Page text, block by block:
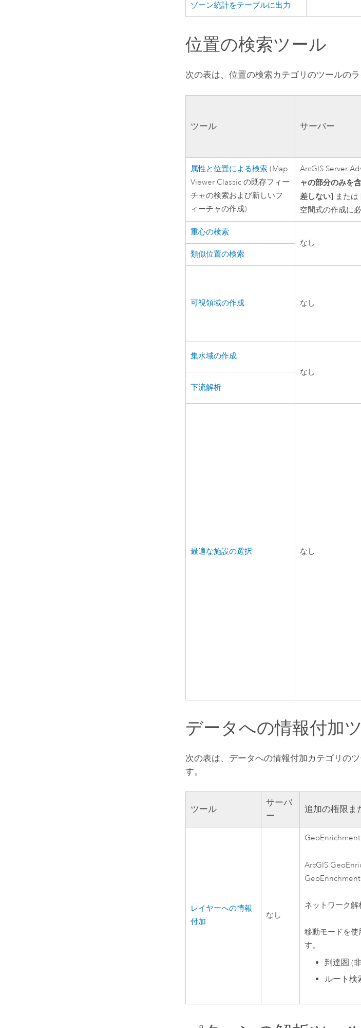
ゾーン統計をテーブルに出力
位置の検索ツール
次の表は、位置の検索カテゴリのツールの
ツール サーバー
属性と位置による検索 (Map
Viewer Classic の既存フィー
チャの検索および新しいフ
ィーチャの作成)
ArcGIS Server
ャの部分のみを
差しない] または
空間式の作成に
重心の検索
なし
類似位置の検索
可視領域の作成 なし
集水域の作成
なし
下流解析
最適な施設の選択 なし
データへの情報付加
次の表は、データへの情報付加カテゴリの
す。
ツール
サーバ
ー
追加の権限ま
レイヤーへの情報
付加
なし
GeoEnrichment
ArcGIS
GeoEnrichment
ネットワーク
移動モードを
す。
到達圏 (
ルート検